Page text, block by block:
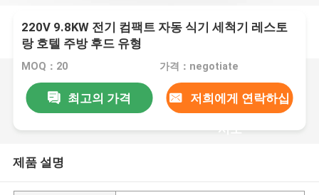
220V 9.8KW 전기 컴팩트 자동 식기 세척기 레스토
랑 호텔 주방 후드 유형
MOQ：20 가격：negotiate
최고의 가격 저희에게 연락하십
시오
제품 설명